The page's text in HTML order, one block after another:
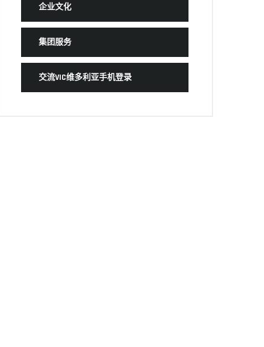
企业文化
集团服务
交流VIC维多利亚手机登录